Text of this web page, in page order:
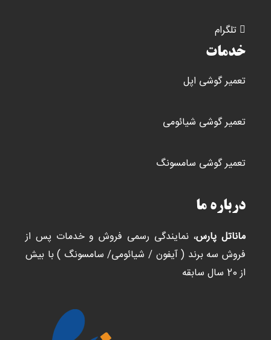
تلگرام
خدمات
تعمیر گوشی اپل
تعمیر گوشی شیائومی
تعمیر گوشی سامسونگ
درباره ما
ماناتل پارس، نمایندگی رسمی فروش و خدمات پس از
فروش سه برند ( آیفون / شیائومی/ سامسونگ ) با بیش
از 20 سال سابقه